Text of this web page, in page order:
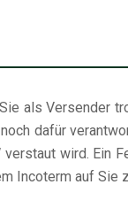
als Versender
dafür
wird. Ein
Incoterm auf Sie